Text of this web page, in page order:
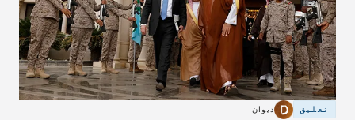
تعليق ديوان